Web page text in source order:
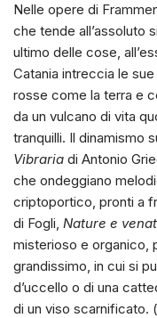
Nelle opere di
che tende all’assoluto
ultimo delle cose,
Catania intreccia le sue
rosse come la terra e
da un vulcano di vita
tranquilli. Il dinamismo
Vibraria di Antonio
che ondeggiano
criptoportico, pronti a
di Fogli, Nature e
misterioso e organico,
grandissimo, in cui si
d’uccello o di una
di un viso scarnificato.